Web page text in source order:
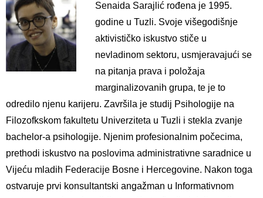
Senaida Sarajlić rođena je 1995.
godine u Tuzli. Svoje višegodišnje
aktivističko iskustvo stiče u
nevladinom sektoru, usmjeravajući se
na pitanja prava i položaja
marginalizovanih grupa, te je to
odredilo njenu karijeru. Završila je studij Psihologije na
Filozofkskom fakultetu Univerziteta u Tuzli i stekla zvanje
bachelor-a psihologije. Njenim profesionalnim počecima,
prethodi iskustvo na poslovima administrativne saradnice u
Vijeću mladih Federacije Bosne i Hercegovine. Nakon toga
ostvaruje prvi konsultantski angažman u Informativnom